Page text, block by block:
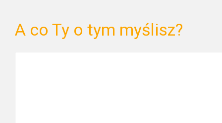
A co Ty o tym myślisz?